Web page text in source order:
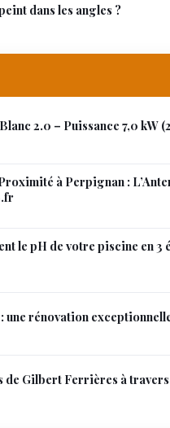
dans les angles ?
2.0 – Puissance 7,0
à Perpignan :
le pH de votre piscine en 3
une rénovation
de Gilbert Ferrières à